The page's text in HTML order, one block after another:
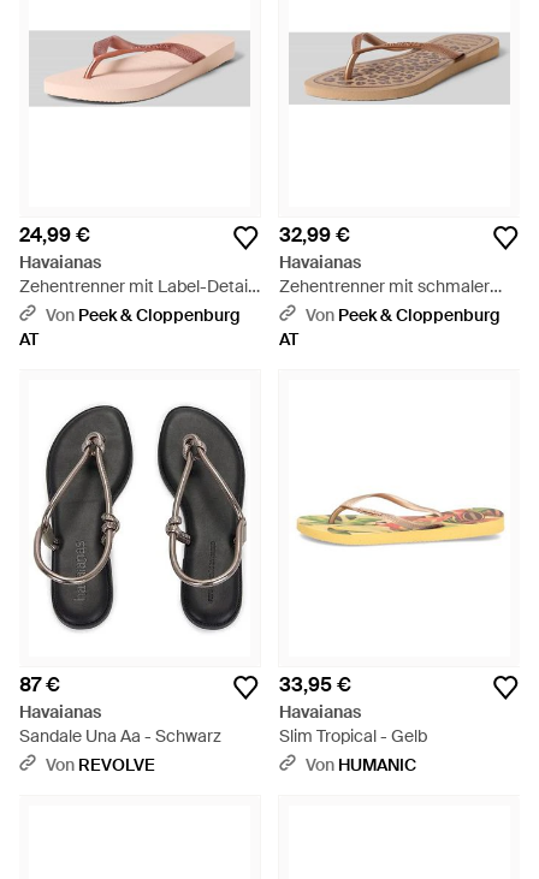
24,99 €
Havaianas
Zehentrenner mit Label-Detail
- PinkVon Peek & Cloppenburg
AT
32,99 €
Havaianas
Zehentrenner mit schmaler
Passform Modell 'ANIMALS' -
Pink
Von Peek & Cloppenburg
AT
87 €
Havaianas
Sandale Una Aa - Schwarz
Von REVOLVE
33,95 €
Havaianas
Slim Tropical - Gelb
Von HUMANIC